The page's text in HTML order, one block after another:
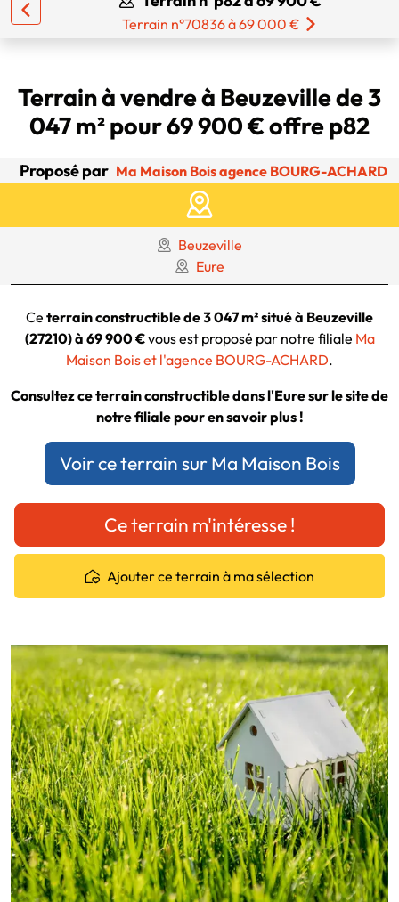
Terrain n°70836 à 69 000 €
Terrain à vendre à Beuzeville de 3
047 m² pour 69 900 € offre p82
Proposé par Ma Maison Bois agence BOURG-ACHARD
Beuzeville
Eure
Ce terrain constructible de 3 047 m² situé à Beuzeville
(27210) à 69 900 €vous est proposé par notre filiale Ma
Maison Bois et l'agence BOURG-ACHARD.
Consultez ce terrain constructible dans l'Eure sur le site de
notre filiale pour en savoir plus !
Voir ce terrain sur Ma Maison Bois
Ce terrain m'intéresse !
Ajouter ce terrain à ma sélection